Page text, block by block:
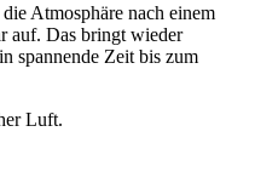
Atmosphäre nach einem
auf. Das bringt wieder
spannende Zeit bis zum
Luft.